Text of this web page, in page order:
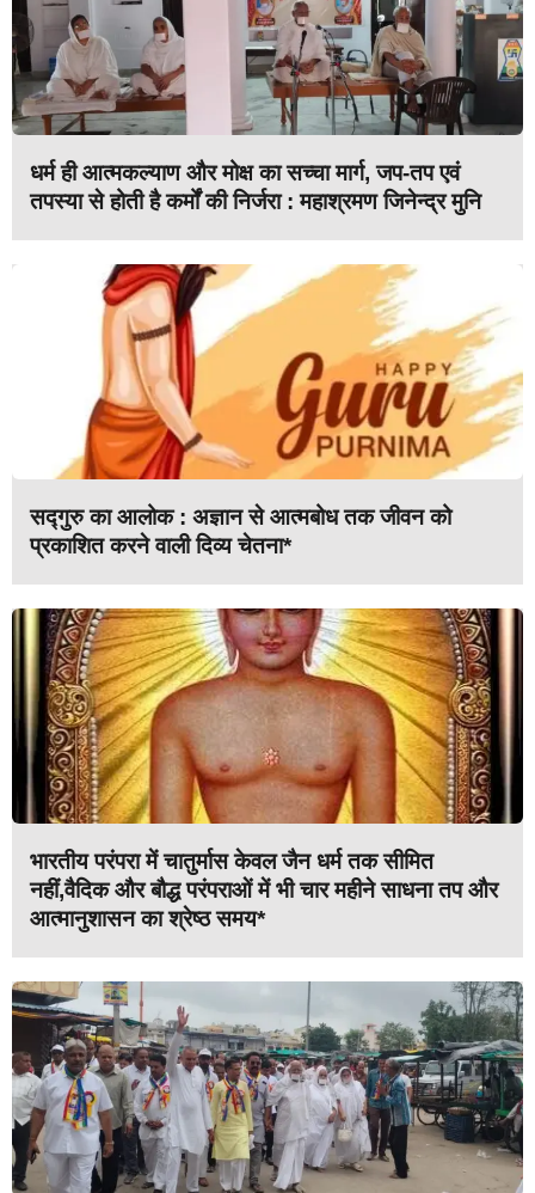
धर्म ही आत्मकल्याण और मोक्ष का सच्चा मार्ग, जप-तप एवं
तपस्या से होती है कर्मों की निर्जरा : महाश्रमण जिनेन्द्र मुनि
सद्गुरु का आलोक : अज्ञान से आत्मबोध तक जीवन को
प्रकाशित करने वाली दिव्य चेतना*
भारतीय परंपरा में चातुर्मास केवल जैन धर्म तक सीमित
नहीं,वैदिक और बौद्ध परंपराओं में भी चार महीने साधना तप और
आत्मानुशासन का श्रेष्ठ समय*